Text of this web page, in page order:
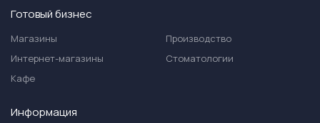
Готовый бизнес
Магазины
Интернет-магазины
Кафе
Производство
Стоматологии
Информация